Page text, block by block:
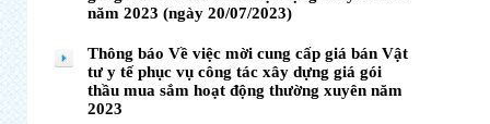
năm 2023 (ngày 20/07/2023)
Thông báo Về việc mời cung cấp giá bán Vật
tư y tế phục vụ công tác xây dựng giá gói
thầu mua sắm hoạt động thường xuyên năm
2023